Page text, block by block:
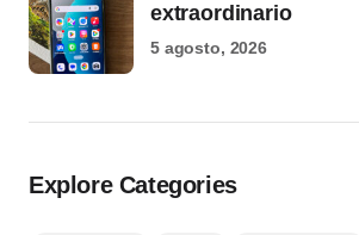
extraordinario
5 agosto, 2026
Explore Categories